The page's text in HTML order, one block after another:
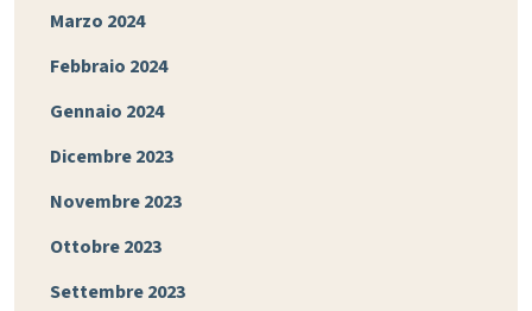
Marzo 2024
Febbraio 2024
Gennaio 2024
Dicembre 2023
Novembre 2023
Ottobre 2023
Settembre 2023